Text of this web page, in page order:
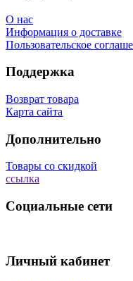
О нас
Информация о доставке
Пользовательское
Поддержка
Возврат товара
Карта сайта
Дополнительно
Товары со скидкой
ссылка
Социальные сети
Личный кабинет